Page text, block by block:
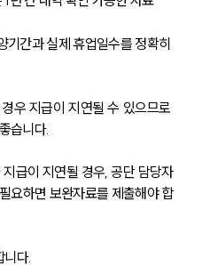
담예약
기간과 실제 휴업일수를 정확히
우 지급이 지연될 수 있으므로
습니다.
급이 지연될 경우, 공단 담당자
요하면 보완자료를 제출해야 합
다.